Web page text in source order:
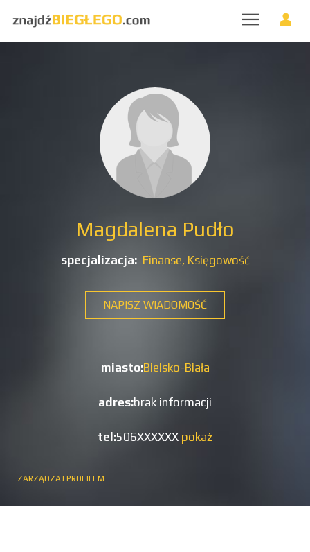
Magdalena Pudło
specjalizacja: Finanse, Księgowość
NAPISZ WIADOMOŚĆ
miasto:Bielsko-Biała
adres:brak informacji
tel:506XXXXXX pokaż
ZARZĄDZAJ PROFILEM